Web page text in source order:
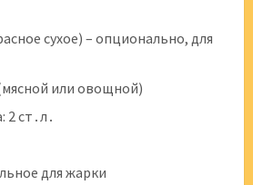
сухое) – опционально, для
или овощной)
2 ст․л․
для жарки